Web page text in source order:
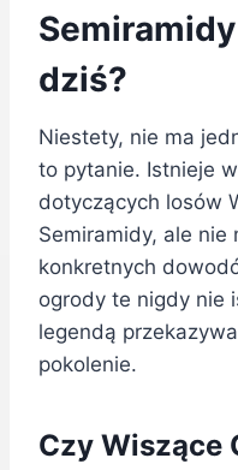
dziś?
Niestety, nie ma
to pytanie. Istnieje
dotyczących losów
Semiramidy, ale nie
konkretnych
ogrody te nigdy nie
legendą
pokolenie.
Czy Wiszące